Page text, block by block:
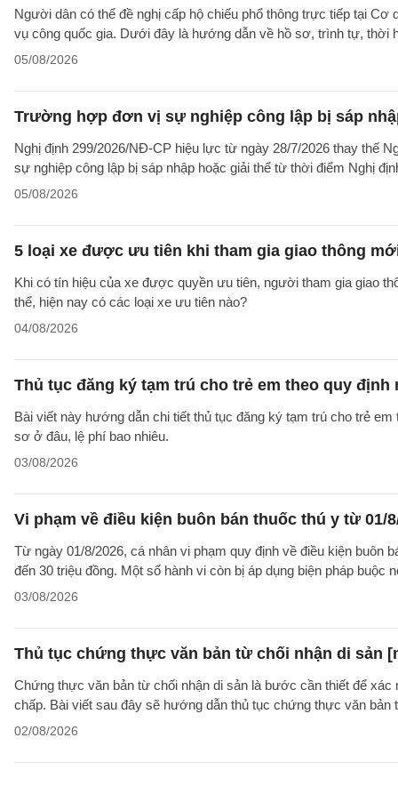
Người dân có thể đề nghị cấp hộ chiếu phổ thông trực tiếp tại
vụ công quốc gia. Dưới đây là hướng dẫn về hồ sơ, trình tự, thời
05/08/2026
Trường hợp đơn vị sự nghiệp công lập bị sáp
Nghị định 299/2026/NĐ-CP hiệu lực từ ngày 28/7/2026 thay thế
sự nghiệp công lập bị sáp nhập hoặc giải thể từ thời điểm Nghị
05/08/2026
5 loại xe được ưu tiên khi tham gia giao thông
Khi có tín hiệu của xe được quyền ưu tiên, người tham gia giao
thể, hiện nay có các loại xe ưu tiên nào?
04/08/2026
Thủ tục đăng ký tạm trú cho trẻ em theo quy định
Bài viết này hướng dẫn chi tiết thủ tục đăng ký tạm trú cho trẻ
sơ ở đâu, lệ phí bao nhiêu.
03/08/2026
Vi phạm về điều kiện buôn bán thuốc thú y từ 01/
Từ ngày 01/8/2026, cá nhân vi phạm quy định về điều kiện buôn
đến 30 triệu đồng. Một số hành vi còn bị áp dụng biện pháp
03/08/2026
Thủ tục chứng thực văn bản từ chối nhận di sản
Chứng thực văn bản từ chối nhận di sản là bước cần thiết để
chấp. Bài viết sau đây sẽ hướng dẫn thủ tục chứng thực văn
02/08/2026